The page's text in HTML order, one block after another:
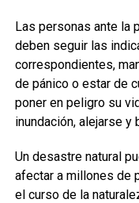
Las personas ante la
deben seguir las
correspondientes,
de pánico o estar de
poner en peligro su
inundación, alejarse y
Un desastre natural
afectar a millones de
el curso de la